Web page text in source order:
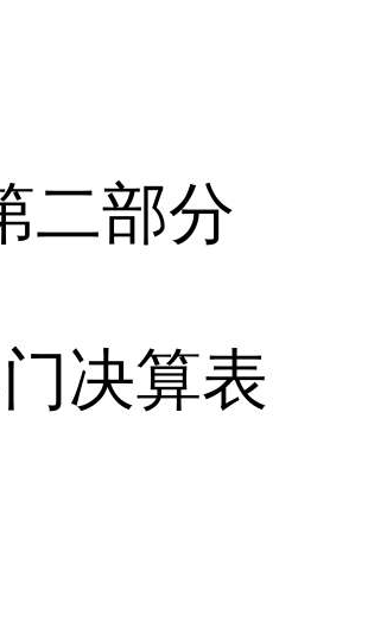
二部分
决算表